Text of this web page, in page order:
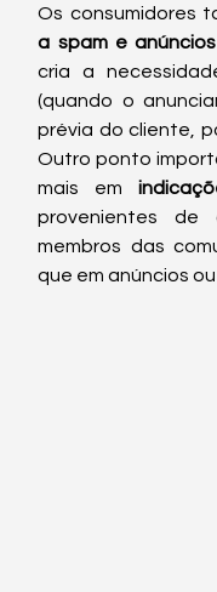
Os consumidores
a spam e anúncios
cria a
(quando o
prévia do cliente,
Outro ponto
mais em
provenientes de
membros das
que em anúncios